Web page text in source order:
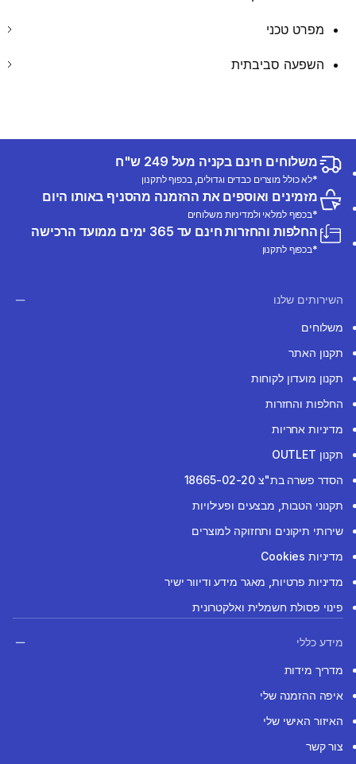
מפרט טכני
השפעה סביבתית
משלוחים חינם בקניה מעל 249 ש"ח
*לא כולל מוצרים כבדים וגדולים, בכפוף לתקנון
מזמינים ואוספים את ההזמנה מהסניף באותו היום
*בכפוף למלאי ולמדיניות משלוחים
החלפות והחזרות חינם עד 365 ימים ממועד הרכישה
*בכפוף לתקנון
השירותים שלנו
משלוחים
תקנון האתר
תקנון מועדון לקוחות
החלפות והחזרות
מדיניות אחריות
תקנון OUTLET
הסדר פשרה בת"צ 18665-02-20
תקנוני הטבות, מבצעים ופעילויות
שירותי תיקונים ותחזוקה למוצרים
מדיניות Cookies
מדיניות פרטיות, מאגר מידע ודיוור ישיר
פינוי פסולת חשמלית ואלקטרונית
מידע כללי
מדריך מידות
איפה ההזמנה שלי
האיזור האישי שלי
צור קשר